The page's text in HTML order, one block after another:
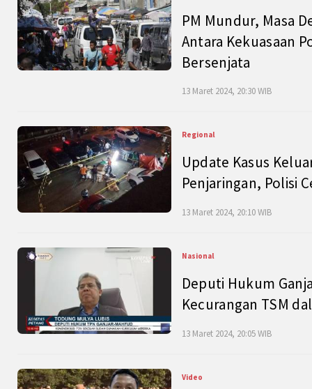
PM Mundur, Masa
Antara Kekuasaan
Bersenjata
13 Maret 2024, 20:30 WIB
Regional
Update Kasus
Penjaringan, Polisi
13 Maret 2024, 20:10 WIB
Nasional
Deputi Hukum
Kecurangan TSM
13 Maret 2024, 20:05 WIB
Video